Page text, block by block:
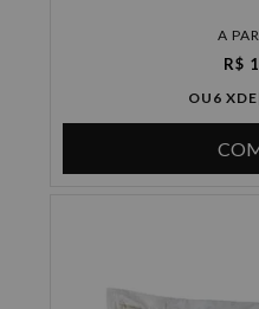
A
R$
OU 6 XDE